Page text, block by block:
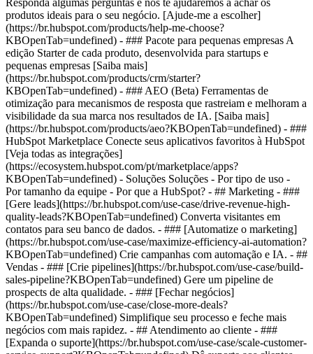
Responda algumas perguntas e nós te ajudaremos a achar os
produtos ideais para o seu negócio. [Ajude-me a escolher]
(https://br.hubspot.com/products/help-me-choose?
KBOpenTab=undefined) - ### Pacote para pequenas empresas A
edição Starter de cada produto, desenvolvida para startups e
pequenas empresas [Saiba mais]
(https://br.hubspot.com/products/crm/starter?
KBOpenTab=undefined) - ### AEO (Beta) Ferramentas de
otimização para mecanismos de resposta que rastreiam e melhoram a
visibilidade da sua marca nos resultados de IA. [Saiba mais]
(https://br.hubspot.com/products/aeo?KBOpenTab=undefined) - ###
HubSpot Marketplace Conecte seus aplicativos favoritos à HubSpot
[Veja todas as integrações]
(https://ecosystem.hubspot.com/pt/marketplace/apps?
KBOpenTab=undefined) - Soluções Soluções - Por tipo de uso -
Por tamanho da equipe - Por que a HubSpot? - ## Marketing - ###
[Gere leads](https://br.hubspot.com/use-case/drive-revenue-high-
quality-leads?KBOpenTab=undefined) Converta visitantes em
contatos para seu banco de dados. - ### [Automatize o marketing]
(https://br.hubspot.com/use-case/maximize-efficiency-ai-automation?
KBOpenTab=undefined) Crie campanhas com automação e IA. - ##
Vendas - ### [Crie pipelines](https://br.hubspot.com/use-case/build-
sales-pipeline?KBOpenTab=undefined) Gere um pipeline de
prospects de alta qualidade. - ### [Fechar negócios]
(https://br.hubspot.com/use-case/close-more-deals?
KBOpenTab=undefined) Simplifique seu processo e feche mais
negócios com mais rapidez. - ## Atendimento ao cliente - ###
[Expanda o suporte](https://br.hubspot.com/use-case/scale-customer-